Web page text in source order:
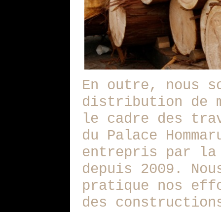
En outre, nous
distribution de
le cadre des
du Palace
entrepris par la
depuis 2009.
pratique nos
des